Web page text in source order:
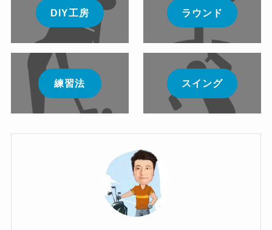
DIY工房
練習法
ラウンド
スイング